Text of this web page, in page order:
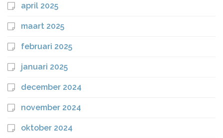
april 2025
maart 2025
februari 2025
januari 2025
december 2024
november 2024
oktober 2024